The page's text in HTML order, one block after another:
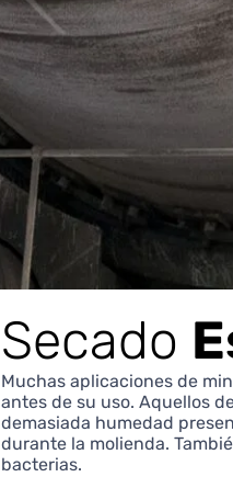
Secado
Muchas aplicaciones de
antes de su uso. Aquellos
demasiada humedad
durante la molienda.
bacterias.